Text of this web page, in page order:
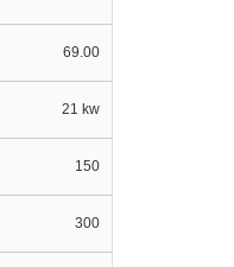
69.00
21 kw
150
300